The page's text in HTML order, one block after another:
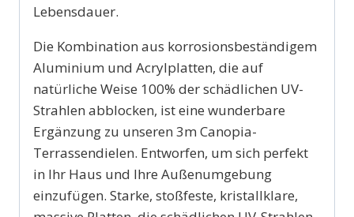
Lebensdauer.
Die Kombination aus korrosionsbeständigem
Aluminium und Acrylplatten, die auf
natürliche Weise 100% der schädlichen UV-
Strahlen abblocken, ist eine wunderbare
Ergänzung zu unseren 3m Canopia-
Terrassendielen. Entworfen, um sich perfekt
in Ihr Haus und Ihre Außenumgebung
einzufügen. Starke, stoßfeste, kristallklare,